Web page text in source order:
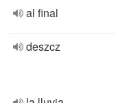
al final
deszcz